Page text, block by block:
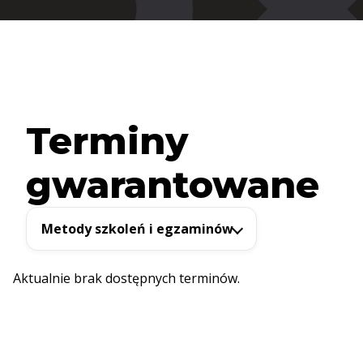
Terminy
gwarantowane
Metody szkoleń i egzaminów
Aktualnie brak dostępnych terminów.